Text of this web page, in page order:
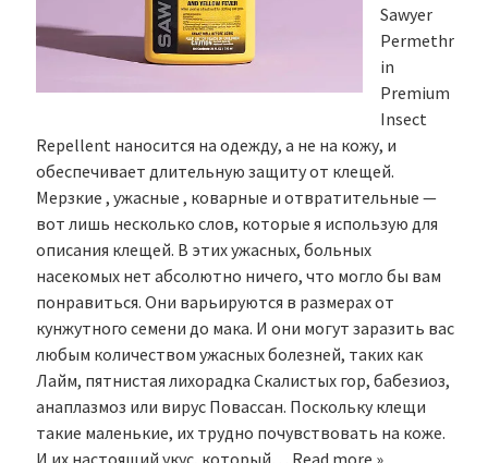
Sawyer
Permethr
in
Premium
Insect
Repellent наносится на одежду, а не на кожу, и
обеспечивает длительную защиту от клещей.
Мерзкие , ужасные , коварные и отвратительные —
вот лишь несколько слов, которые я использую для
описания клещей. В этих ужасных, больных
насекомых нет абсолютно ничего, что могло бы вам
понравиться. Они варьируются в размерах от
кунжутного семени до мака. И они могут заразить вас
любым количеством ужасных болезней, таких как
Лайм, пятнистая лихорадка Скалистых гор, бабезиоз,
анаплазмоз или вирус Повассан. Поскольку клещи
такие маленькие, их трудно почувствовать на коже.
И их настоящий укус, который… Read more »